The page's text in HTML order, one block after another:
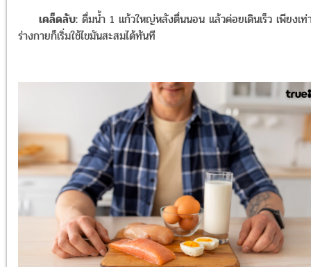
เคล็ดลับ: ดื่มน้ำ 1 แก้วใหญ่หลังตื่นนอน แล้วค่อยเดินเร็ว เพียงเท่
ร่างกายก็เริ่มใช้ไขมันสะสมได้ทันที